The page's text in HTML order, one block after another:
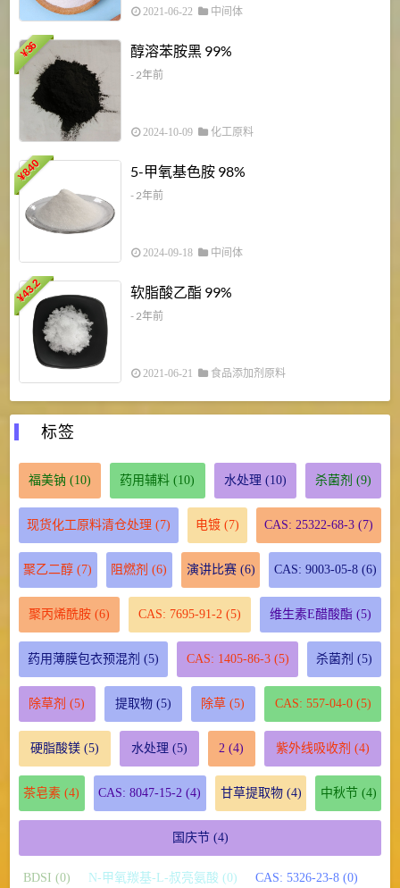
2021-06-22 中间体
¥
36 醇溶苯胺黑 99%
- 2年前
2024-10-09 化工原料
¥
840 5-甲氧基色胺 98%
- 2年前
2024-09-18 中间体
¥
43.2 软脂酸乙酯 99%
- 2年前
2021-06-21 食品添加剂原料
标签
福美钠 (10) 药用辅料 (10) 水处理 (10) 杀菌剂 (9)
现货化工原料清仓处理 (7) 电镀 (7) CAS: 25322-68-3 (7)
聚乙二醇 (7) 阻燃剂 (6) 演讲比赛(6) CAS: 9003-05-8(6)
聚丙烯酰胺(6) CAS: 7695-91-2 (5) 维生素E醋酸酯 (5)
药用薄膜包衣预混剂 (5) CAS: 1405-86-3(5) 杀菌剂 (5)
除草剂 (5) 提取物(5) 除草 (5) CAS: 557-04-0(5)
硬脂酸镁(5) 水处理 (5) 2 (4) 紫外线吸收剂 (4)
茶皂素 (4) CAS: 8047-15-2 (4) 甘草提取物(4) 中秋节(4)
国庆节(4)
BDSI (0) N-甲氧羰基-L-叔亮氨酸 (0) CAS: 5326-23-8 (0)